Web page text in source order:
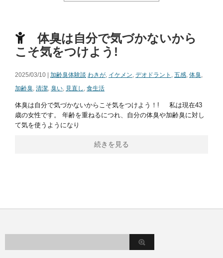
体臭は自分で気づかないから
こそ気をつけよう!
2025/03/10 | 加齢臭体験談 わきが, イケメン, デオドラント , 五感, 体臭,
加齢臭, 清潔, 臭い, 見直し , 食生活
体臭は自分で気づかないからこそ気をつけよう！! 私は現在43
歳の女性です。 年齢を重ねるにつれ、自分の体臭や加齢臭に対し
て気を使うようになり
続きを見る